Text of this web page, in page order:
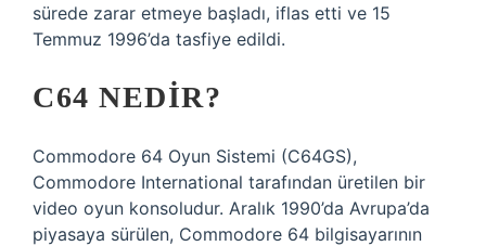
sürede zarar etmeye başladı, iflas etti ve 15
Temmuz 1996’da tasfiye edildi.
C64 NEDIR?
Commodore 64 Oyun Sistemi (C64GS),
Commodore International tarafından üretilen bir
video oyun konsoludur. Aralık 1990’da Avrupa’da
piyasaya sürülen, Commodore 64 bilgisayarının